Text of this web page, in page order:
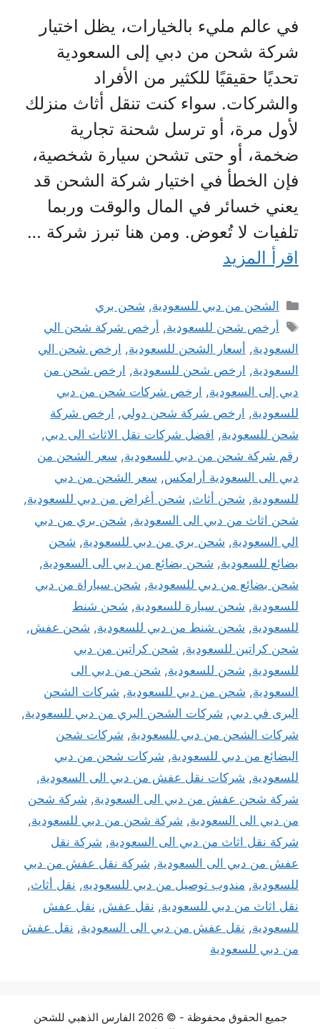
في عالم مليء بالخيارات، يظل اختيار
شركة شحن من دبي إلى السعودية
تحديًا حقيقيًا للكثير من الأفراد
والشركات. سواء كنت تنقل أثاث منزلك
لأول مرة، أو ترسل شحنة تجارية
ضخمة، أو حتى تشحن سيارة شخصية،
فإن الخطأ في اختيار شركة الشحن قد
يعني خسائر في المال والوقت وربما
تلفيات لا تُعوض. ومن هنا تبرز شركة …
اقرأ المزيد
التصنيفات
الشحن من دبي للسعودية, شحن بري
الوسوم
أرخص شحن للسعودية, أرخص شركة شحن الي
السعودية, أسعار الشحن للسعودية, ارخص شحن الي
السعودية, ارخص شحن للسعودية, ارخص شحن من
دبي إلى السعودية, ارخص شركات شحن من دبي
للسعودية, ارخص شركة شحن دولي, ارخص شركة
شحن للسعودية, افضل شركات نقل الاثاث الى دبي,
رقم شركة شحن من دبي للسعودية, سعر الشحن من
دبي الى السعودية أرامكس, سعر الشحن من دبي
للسعودية, شحن أثاث, شحن أغراض من دبي للسعودية,
شحن اثاث من دبي الى السعودية, شحن بري من دبي
الي السعودية, شحن بري من دبي للسعودية, شحن
بضائع للسعودية, شحن بضائع من دبي الى السعودية,
شحن بضائع من دبي للسعودية, شحن سياراة من دبي
للسعودية, شحن سيارة للسعودية, شحن شنط
للسعودية, شحن شنط من دبي للسعودية, شحن عفش,
شحن كراتين للسعودية, شحن كراتين من دبي
للسعودية, شحن للسعودية, شحن من دبي الى
السعودية, شحن من دبي للسعودية, شركات الشحن
البرى في دبي, شركات الشحن البري من دبي للسعودية,
شركات الشحن من دبي للسعودية, شركات شحن
البضائع من دبي للسعودية, شركات شحن من دبي
للسعودية, شركات نقل عفش من دبي الى السعودية,
شركة شحن عفش من دبي الى السعودية, شركة شحن
من دبي الى السعودية, شركة شحن من دبي للسعودية,
شركة نقل اثاث من دبي الى السعودية, شركة نقل
عفش من دبي الى السعودية, شركة نقل عفش من دبي
للسعودية, مندوب توصيل من دبي للسعوديه, نقل أثاث,
نقل اثاث من دبي للسعودية, نقل عفش, نقل عفش
للسعودية, نقل عفش من دبي الى السعودية, نقل عفش
من دبي للسعودية
جميع الحقوق محفوظة - © 2026 الفارس الذهبي للشحن